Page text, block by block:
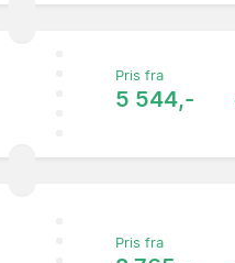
Pris fra
5 544,-
Pris fra